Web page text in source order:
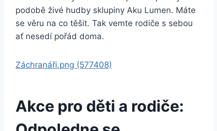
podobě živé hudby sklupiny Aku Lumen. Máte
se věru na co těšit. Tak vemte rodiče s sebou
ať nesedí pořád doma.
Záchranáři.png (577408)
Akce pro děti a rodiče: